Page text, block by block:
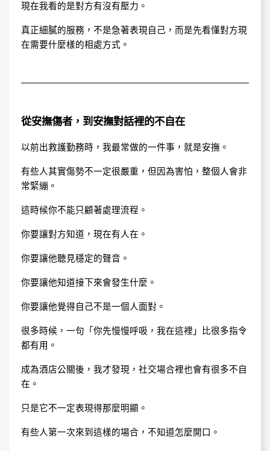
現在我看的是對方有沒有壓力。
真正細膩的服務，不是急著表現自己，而是先看懂對方現
在需要什麼樣的相處方式。
從安撫傷者，到安撫對話裡的不自在
以前出救護勤務時，我最常做的一件事，就是安撫。
有些人其實傷勢不一定很嚴重，但因為害怕，整個人會非
常緊繃。
這時候你不能只顧著處理流程。
你要讓對方知道，現在有人在。
你要讓他聽見穩定的聲音。
你要讓他知道接下來會發生什麼。
你要讓他覺得自己不是一個人面對。
很多時候，一句「你先慢慢呼吸，我在這裡」比很多指令
都有用。
成為酒店公關後，我才發現，社交場合裡也會有很多不自
在。
只是它不一定表現得那麼明顯。
有些人第一次來到這樣的場合，不知道怎麼開口。